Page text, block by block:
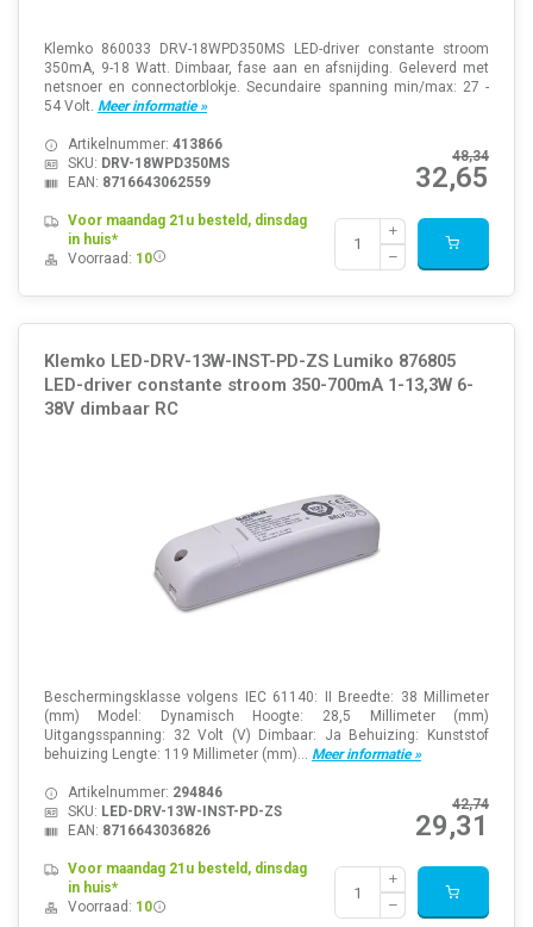
Klemko 860033 DRV-18WPD350MS LED-driver constante stroom
350mA, 9-18 Watt. Dimbaar, fase aan en afsnijding. Geleverd met
netsnoer en connectorblokje. Secundaire spanning min/max: 27 -
54 Volt. Meer informatie »
48,34
32,65
Artikelnummer: 413866
SKU: DRV-18WPD350MS
EAN: 8716643062559
Voor maandag 21u besteld, dinsdag
in huis*
Voorraad: 10
Klemko LED-DRV-13W-INST-PD-ZS Lumiko 876805
LED-driver constante stroom 350-700mA 1-13,3W 6-
38V dimbaar RC
Beschermingsklasse volgens IEC 61140: II Breedte: 38 Millimeter
(mm) Model: Dynamisch Hoogte: 28,5 Millimeter (mm)
Uitgangsspanning: 32 Volt (V) Dimbaar: Ja Behuizing: Kunststof
behuizing Lengte: 119 Millimeter (mm)... Meer informatie »
42,74
29,31
Artikelnummer: 294846
SKU: LED-DRV-13W-INST-PD-ZS
EAN: 8716643036826
Voor maandag 21u besteld, dinsdag
in huis*
Voorraad: 10